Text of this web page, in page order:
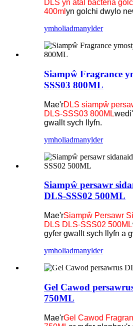
DLS yn atal bacteria
400ml yn golchi dwylo
ymholiadmanylder
Siampŵ Fragrance
SSS03 800ML
Mae'rDLS siampŵ
DLS-SSS03 800ML
gwallt sych llyfn.
ymholiadmanylder
Siampŵ persawr
DLS-SSS02 500ML
Mae'rSiampŵ Persawr
DLS DLS-SSS02 500ML
gyfer gwallt sych llyfn a
ymholiadmanylder
Gel Cawod
750ML
Mae'rGel Cawod